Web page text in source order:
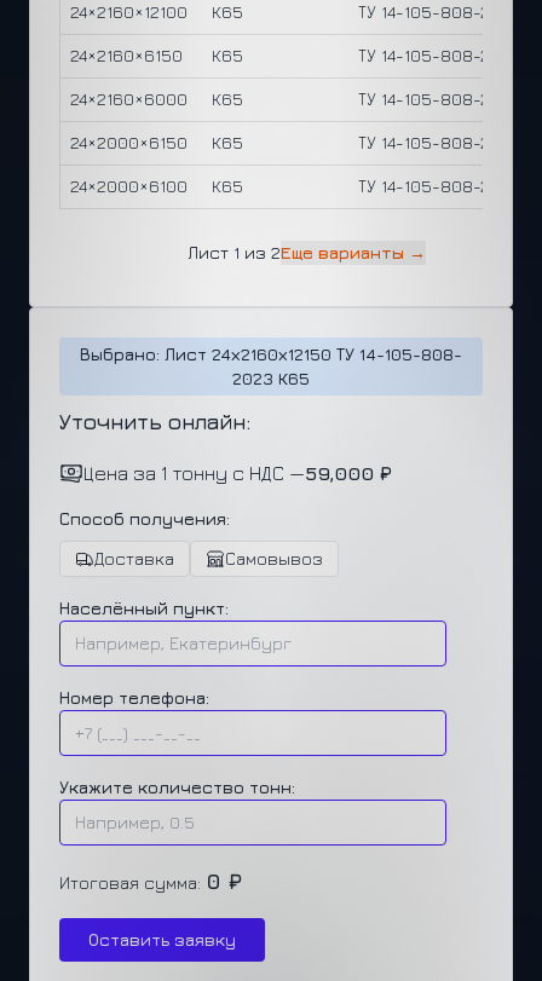
24×2160×12100 К65 ТУ 14-105-808-2023
24×2160×6150 К65 ТУ 14-105-808-2023
24×2160×6000 К65 ТУ 14-105-808-2023
24×2000×6150 К65 ТУ 14-105-808-2023
24×2000×6100 К65 ТУ 14-105-808-2023
Лист 1 из 2Еще варианты →
Выбрано: Лист 24х2160х12150 ТУ 14-105-808-
2023 К65
Уточнить онлайн:
Цена за 1 тонну с НДС —59,000 ₽
Способ получения:
Доставка
Самовывоз
Населённый пункт:
Номер телефона:
Укажите количество тонн:
Итоговая сумма: 0 ₽
Оставить заявку